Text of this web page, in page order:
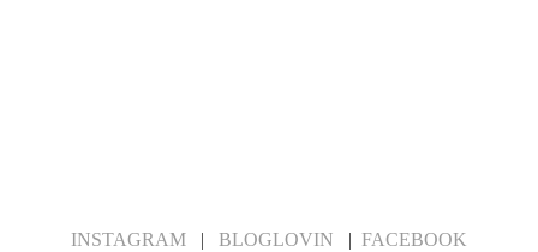
INSTAGRAM| BLOGLOVIN | FACEBOOK